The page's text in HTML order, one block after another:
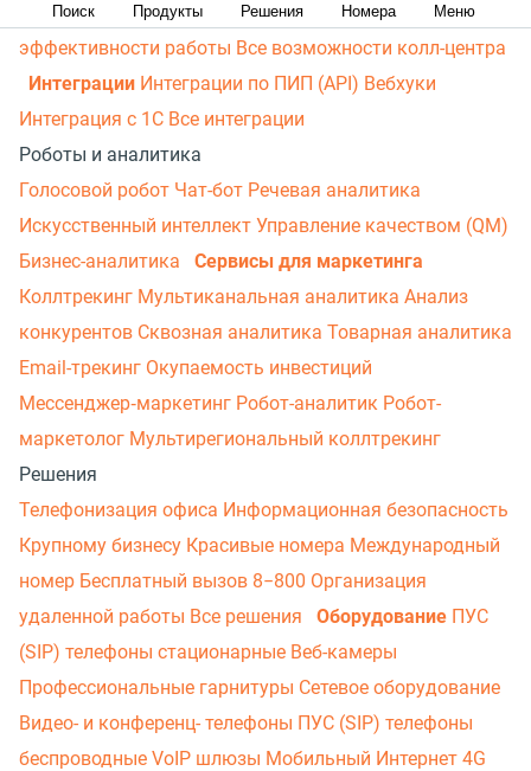
Поиск Продукты Решения Номера Меню
(API) для УВК (CRM)Чат для сайта
Оценка
эффективности работы Все возможности колл-центра
Интеграции Интеграции по ПИП (API) Вебхуки
Интеграция с 1С Все интеграции
Роботы и аналитика
Голосовой робот Чат-бот Речевая аналитика
Искусственный интеллект Управление качеством (QM)
Бизнес-аналитика
Сервисы для маркетинга
Коллтрекинг Мультиканальная аналитика Анализ
конкурентов Сквозная аналитика Товарная аналитика
Email-трекинг Окупаемость инвестиций
Мессенджер‑маркетинг Робот-аналитик Робот-
маркетолог Мультирегиональный коллтрекинг
Решения
Телефонизация офиса Информационная безопасность
Крупному бизнесу Красивые номера Международный
номер Бесплатный вызов 8−800 Организация
удаленной работы Все решения Оборудование ПУС
(SIP) телефоны стационарные Веб-камеры
Профессиональные гарнитуры Сетевое оборудование
Видео- и конференц- телефоны ПУС (SIP) телефоны
беспроводные VoIP шлюзы Мобильный Интернет 4G